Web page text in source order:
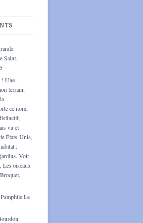
Saint-
! Une
terrain.
ce nom,
vu et
États-Unis,
:
Voir
Les oiseaux
Le